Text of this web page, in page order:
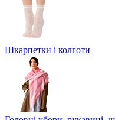
Шкарпетки і колготи